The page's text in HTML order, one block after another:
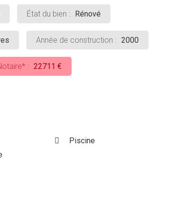
État du bien : Rénové
Année de construction : 2000
: 22711 €
Piscine